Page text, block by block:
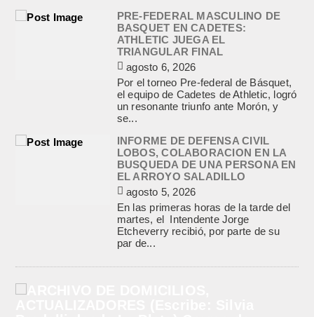
PRE-FEDERAL MASCULINO DE
BASQUET EN CADETES:
ATHLETIC JUEGA EL
TRIANGULAR FINAL
agosto 6, 2026
Por el torneo Pre-federal de Básquet,
el equipo de Cadetes de Athletic, logró
un resonante triunfo ante Morón, y
se...
INFORME DE DEFENSA CIVIL
LOBOS, COLABORACION EN LA
BUSQUEDA DE UNA PERSONA EN
EL ARROYO SALADILLO
agosto 5, 2026
En las primeras horas de la tarde del
martes, el Intendente Jorge
Etcheverry recibió, por parte de su
par de...